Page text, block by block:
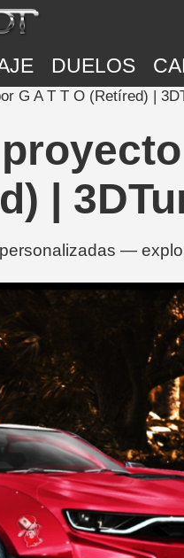
DUELOS
G A T T O (Retíred) |
|
—